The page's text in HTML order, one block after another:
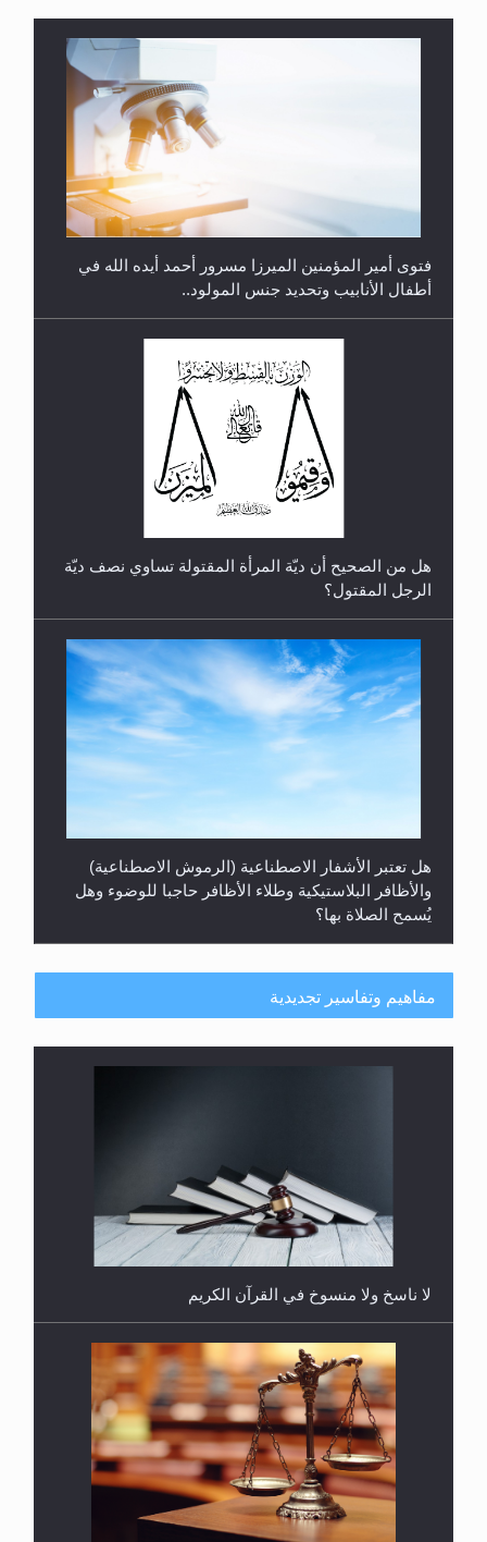
رأيٌ في لغة المسيح الموعود عليه السلام.. 4...
فتوى أمير المؤمنين الميرزا مسرور أحمد أيده الله في
أطفال الأنابيب وتحديد جنس المولود..
هل من الصحيح أن ديّة المرأة المقتولة تساوي نصف ديّة
الرجل المقتول؟
هل تعتبر الأشفار الاصطناعية (الرموش الاصطناعية)
والأظافر البلاستيكية وطلاء الأظافر حاجبا للوضوء وهل
يُسمح الصلاة بها؟
هل يُحسب حول الزكاة وفق السنة الميلادية أو الهجرية؟
هل يجوز فتح مشروع كوافير نسائي للمحجبات وغير
المحجبات؟
مفاهيم وتفاسير تجديدية
لا ناسخ ولا منسوخ في القرآن الكريم